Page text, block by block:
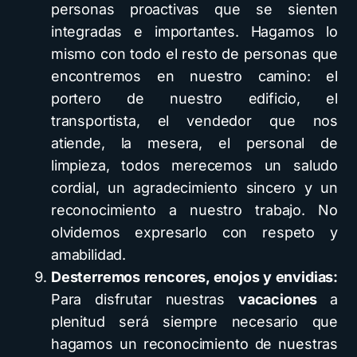
personas proactivas que se sienten
integradas e importantes. Hagamos lo
mismo con todo el resto de personas que
encontremos en nuestro camino: el
portero de nuestro edificio, el
transportista, el vendedor que nos
atiende, la mesera, el personal de
limpieza, todos merecemos un saludo
cordial, un agradecimiento sincero y un
reconocimiento a nuestro trabajo. No
olvidemos expresarlo con respeto y
amabilidad.
Desterremos rencores, enojos y envidias:
Para disfrutar nuestrasvacacionesa
plenitud será siempre necesario que
hagamos un reconocimiento de nuestras